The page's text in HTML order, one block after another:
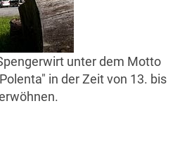
unter dem Motto
in der Zeit von 13. bis